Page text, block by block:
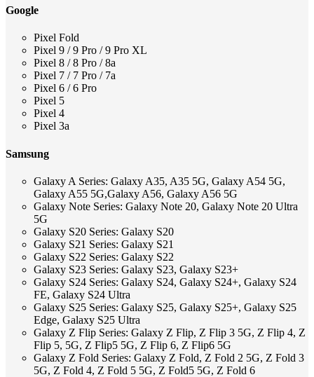
Google
Pixel Fold
Pixel 9 / 9 Pro / 9 Pro XL
Pixel 8 / 8 Pro / 8a
Pixel 7 / 7 Pro / 7a
Pixel 6 / 6 Pro
Pixel 5
Pixel 4
Pixel 3a
Samsung
Galaxy A Series: Galaxy A35, A35 5G, Galaxy A54 5G,
Galaxy A55 5G,Galaxy A56, Galaxy A56 5G
Galaxy Note Series: Galaxy Note 20, Galaxy Note 20 Ultra
5G
Galaxy S20 Series: Galaxy S20
Galaxy S21 Series: Galaxy S21
Galaxy S22 Series: Galaxy S22
Galaxy S23 Series: Galaxy S23, Galaxy S23+
Galaxy S24 Series: Galaxy S24, Galaxy S24+, Galaxy S24
FE, Galaxy S24 Ultra
Galaxy S25 Series: Galaxy S25, Galaxy S25+, Galaxy S25
Edge, Galaxy S25 Ultra
Galaxy Z Flip Series: Galaxy Z Flip, Z Flip 3 5G, Z Flip 4, Z
Flip 5, 5G, Z Flip5 5G, Z Flip 6, Z Flip6 5G
Galaxy Z Fold Series: Galaxy Z Fold, Z Fold 2 5G, Z Fold 3
5G, Z Fold 4, Z Fold 5 5G, Z Fold5 5G, Z Fold 6